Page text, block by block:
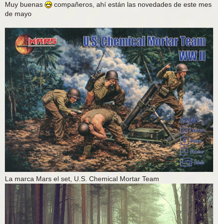
n
s
e
Muy buenas
compañeros, ahí están las novedades de este mes
de mayo
La marca Mars el set, U.S. Chemical Mortar Team